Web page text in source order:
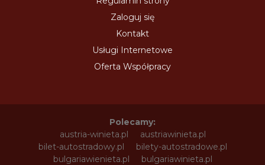
Zaloguj się
Kontakt
Usługi Internetowe
Oferta Współpracy
Polecamy:
austria-winieta.pl
austriawinieta.pl
bilet-autostradowy.pl
bilety-autostradowe.pl
bulgariawienieta.pl
bulgariawinieta.pl